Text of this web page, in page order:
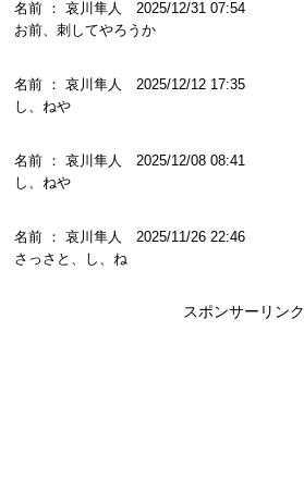
名前 ： 哀川隼人 2025/12/31 07:54
お前、刺してやろうか
名前 ： 哀川隼人 2025/12/12 17:35
し、ねや
名前 ： 哀川隼人 2025/12/08 08:41
し、ねや
名前 ： 哀川隼人 2025/11/26 22:46
さっさと、し、ね
スポンサーリンク